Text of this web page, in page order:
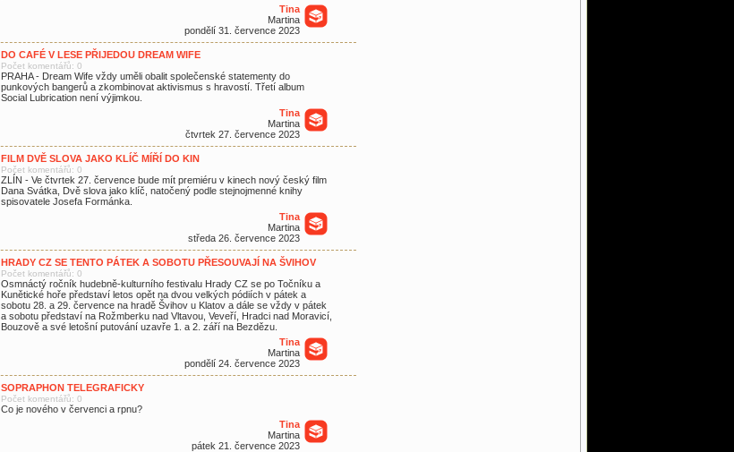
Tina
Martina
pondělí 31. července 2023
DO CAFÉ V LESE PŘIJEDOU DREAM WIFE
Počet komentářů: 0
PRAHA - Dream Wife vždy uměli obalit společenské statementy do
punkových bangerů a zkombinovat aktivismus s hravostí. Třetí album
Social Lubrication není výjimkou.
Tina
Martina
čtvrtek 27. července 2023
FILM DVĚ SLOVA JAKO KLÍČ MÍŘÍ DO KIN
Počet komentářů: 0
ZLÍN - Ve čtvrtek 27. července bude mít premiéru v kinech nový český film
Dana Svátka, Dvě slova jako klíč, natočený podle stejnojmenné knihy
spisovatele Josefa Formánka.
Tina
Martina
středa 26. července 2023
HRADY CZ SE TENTO PÁTEK A SOBOTU PŘESOUVAJÍ NA ŠVIHOV
Počet komentářů: 0
Osmnáctý ročník hudebně-kulturního festivalu Hrady CZ se po Točníku a
Kunětické hoře představí letos opět na dvou velkých pódiích v pátek a
sobotu 28. a 29. července na hradě Švihov u Klatov a dále se vždy v pátek
a sobotu představí na Rožmberku nad Vltavou, Veveří, Hradci nad Moravicí,
Bouzově a své letošní putování uzavře 1. a 2. září na Bezdězu.
Tina
Martina
pondělí 24. července 2023
SOPRAPHON TELEGRAFICKY
Počet komentářů: 0
Co je nového v červenci a rpnu?
Tina
Martina
pátek 21. července 2023